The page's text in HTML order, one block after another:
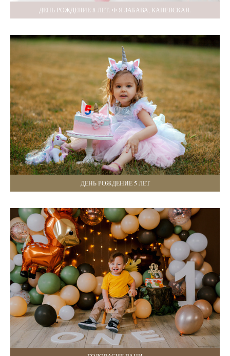
ДЕНЬ РОЖДЕНИЕ 8 ЛЕТ. Ф-Я ЗАБАВА, КАНЕВСКАЯ.
ДЕНЬ РОЖДЕНИЕ 5 ЛЕТ